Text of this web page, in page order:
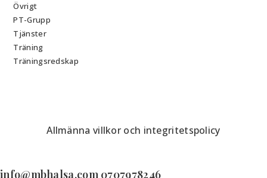
Övrigt
PT-Grupp
Tjänster
Träning
Träningsredskap
Allmänna villkor och integritetspolicy
info@mbhalsa.com 0707978246